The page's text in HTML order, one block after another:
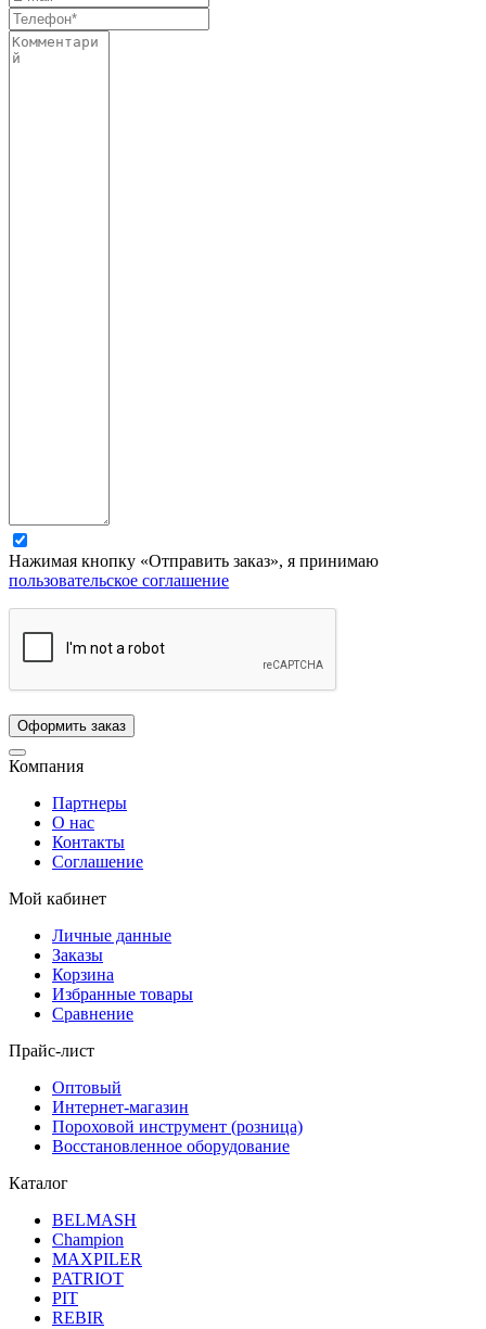
Нажимая кнопку «Отправить заказ», я принимаю
пользовательское соглашение
Компания
Партнеры
О нас
Контакты
Соглашение
Мой кабинет
Личные данные
Заказы
Корзина
Избранные товары
Сравнение
Прайс-лист
Оптовый
Интернет-магазин
Пороховой инструмент (розница)
Восстановленное оборудование
Каталог
BELMASH
Champion
MAXPILER
PATRIOT
PIT
REBIR